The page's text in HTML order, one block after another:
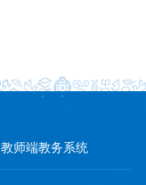
教师端教务系统